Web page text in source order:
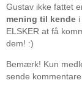
Gustav ikke fattet
mening til kende
ELSKER at få
dem! :)
Bemærk! Kun
sende